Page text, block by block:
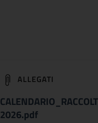
ALLEGATI
2026.pdf
(apre in un'altra scheda).